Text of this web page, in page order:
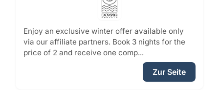
Enjoy an exclusive winter offer available only
via our affiliate partners. Book 3 nights for the
price of 2 and receive one comp...
Zur Seite